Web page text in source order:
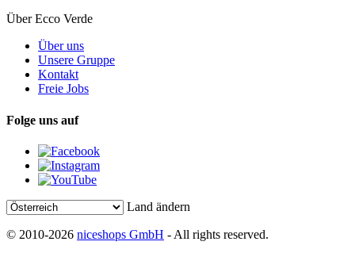
Über Ecco Verde
Über uns
Unsere Gruppe
Kontakt
Freie Jobs
Folge uns auf
Land ändern
© 2010-2026 niceshops GmbH - All rights reserved.